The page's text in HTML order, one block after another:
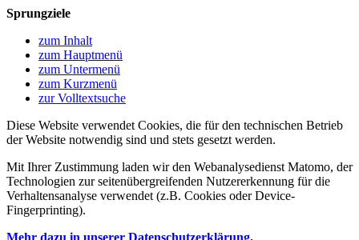
Sprungziele
zum Inhalt
zum Hauptmenü
zum Untermenü
zum Kurzmenü
zur Volltextsuche
Diese Website verwendet Cookies, die für den technischen Betrieb
der Website notwendig sind und stets gesetzt werden.
Mit Ihrer Zustimmung laden wir den Webanalysedienst Matomo, der
Technologien zur seitenübergreifenden Nutzererkennung für die
Verhaltensanalyse verwendet (z.B. Cookies oder Device-
Fingerprinting).
Mehr dazu in unserer Datenschutzerklärung.